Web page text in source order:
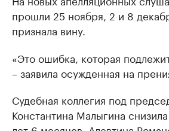
прошли 25 ноября, 2 и 8
признала вину.
«Это ошибка, которая
– заявила осужденная на
Судебная коллегия под
Константина Малыгина